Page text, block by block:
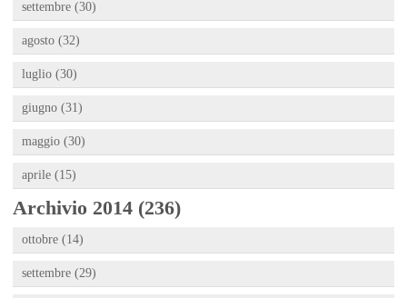
settembre (30)
agosto (32)
luglio (30)
giugno (31)
maggio (30)
aprile (15)
Archivio 2014 (236)
ottobre (14)
settembre (29)